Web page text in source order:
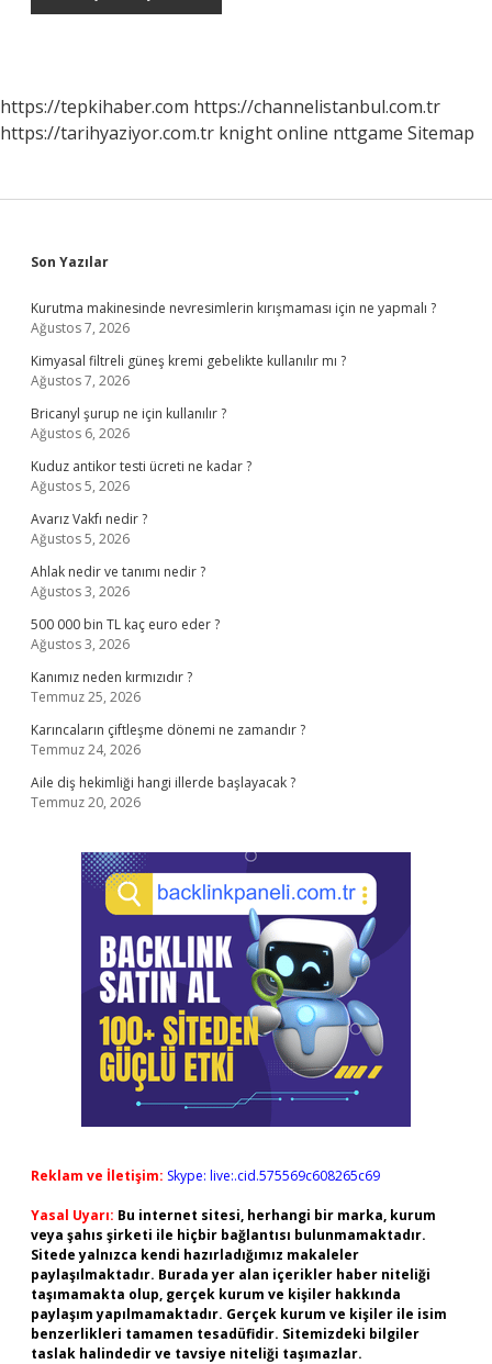
https://tepkihaber.com https://channelistanbul.com.tr
https://tarihyaziyor.com.tr knight online nttgame Sitemap
Sidebar
Son Yazılar
Kurutma makinesinde nevresimlerin kırışmaması için ne yapmalı ?
Ağustos 7, 2026
Kimyasal filtreli güneş kremi gebelikte kullanılır mı ?
Ağustos 7, 2026
Bricanyl şurup ne için kullanılır ?
Ağustos 6, 2026
Kuduz antikor testi ücreti ne kadar ?
Ağustos 5, 2026
Avarız Vakfı nedir ?
Ağustos 5, 2026
Ahlak nedir ve tanımı nedir ?
Ağustos 3, 2026
500 000 bin TL kaç euro eder ?
Ağustos 3, 2026
Kanımız neden kırmızıdır ?
Temmuz 25, 2026
Karıncaların çiftleşme dönemi ne zamandır ?
Temmuz 24, 2026
Aile diş hekimliği hangi illerde başlayacak ?
Temmuz 20, 2026
Reklam ve İletişim: Skype: live:.cid.575569c608265c69
Yasal Uyarı: Bu internet sitesi, herhangi bir marka, kurum
veya şahıs şirketi ile hiçbir bağlantısı bulunmamaktadır.
Sitede yalnızca kendi hazırladığımız makaleler
paylaşılmaktadır. Burada yer alan içerikler haber niteliği
taşımamakta olup, gerçek kurum ve kişiler hakkında
paylaşım yapılmamaktadır. Gerçek kurum ve kişiler ile isim
benzerlikleri tamamen tesadüfidir. Sitemizdeki bilgiler
taslak halindedir ve tavsiye niteliği taşımazlar.